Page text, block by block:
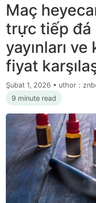
Maç
trực tiếp đá
yayınları
fiyat
Şubat 1, 2026 • uthor：
9 minute read